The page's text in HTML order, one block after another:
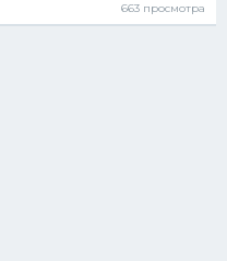
663 просмотра